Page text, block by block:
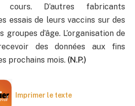
cours. D’autres fabricants
essais de leurs vaccins sur des
d’âge. L’organisation de
des données aux fins
prochains mois. (N.P.)
Imprimer le texte